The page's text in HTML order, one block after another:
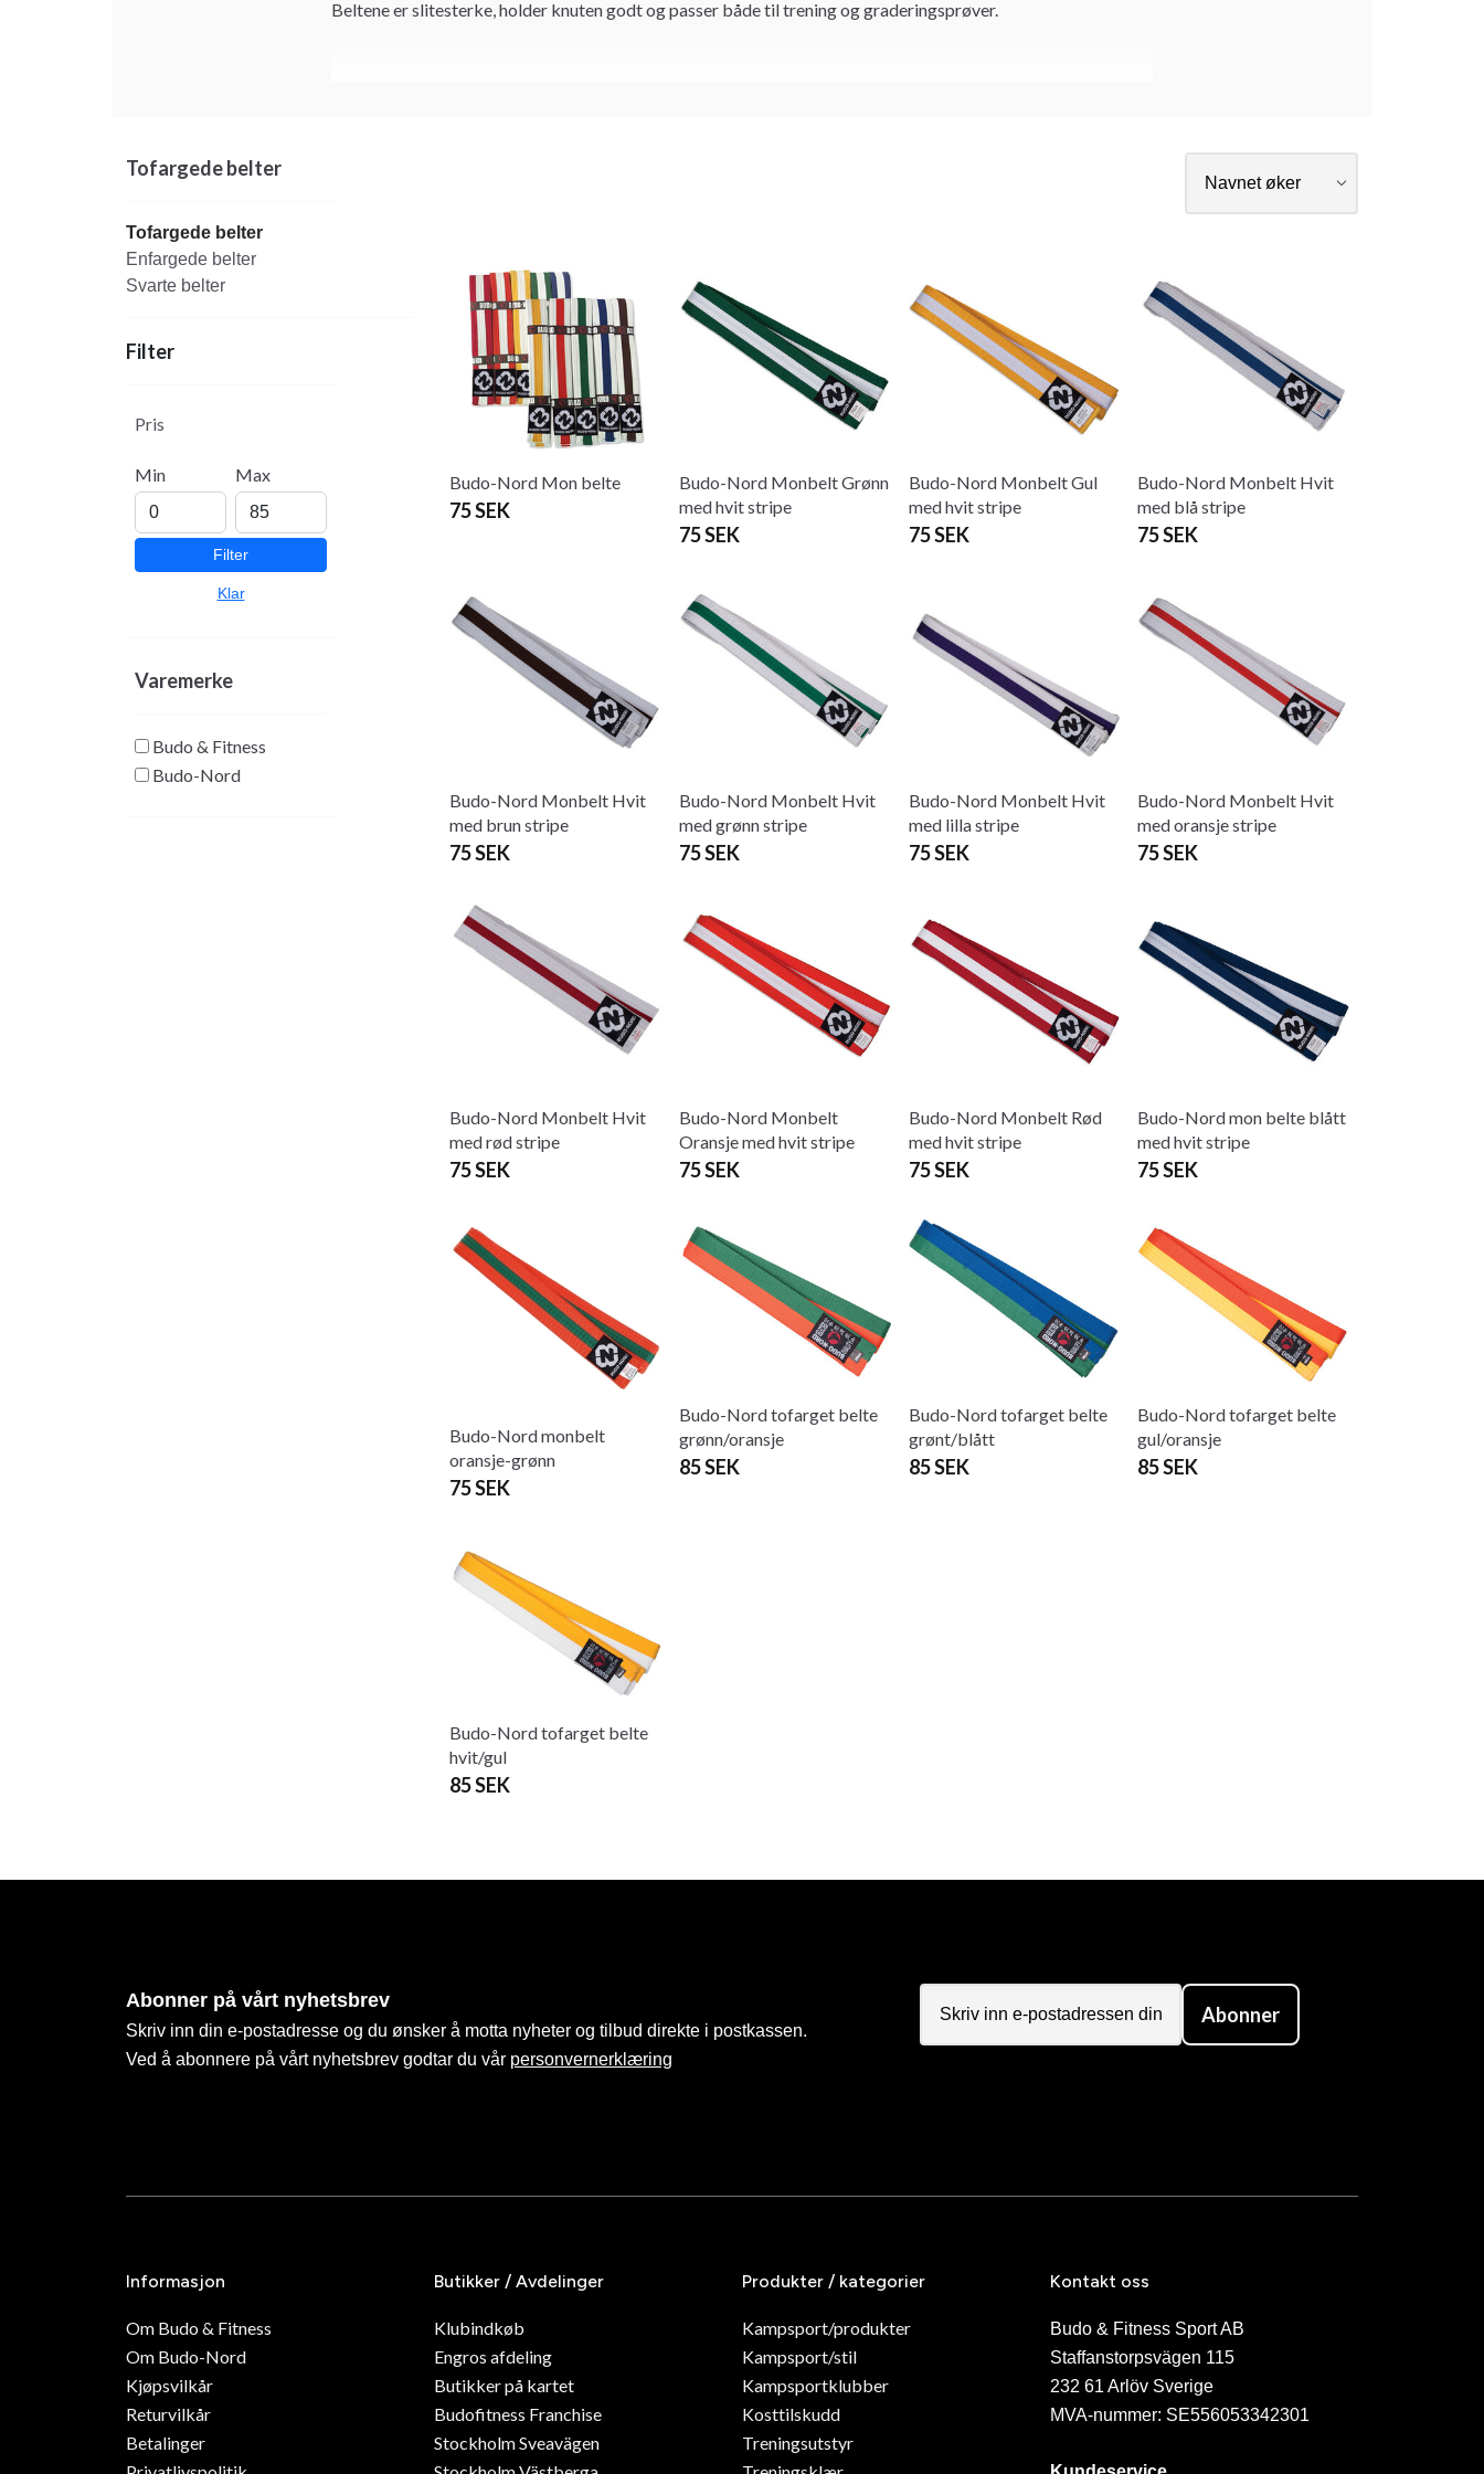
Beltene er slitesterke, holder knuten godt og passer både til trening og graderingsprøver.
Tofargede belter
Tofargede belter
Enfargede belter
Svarte belter
Filter
Pris
Min Max
Filter
Klar
Varemerke
Budo & Fitness
Budo-Nord
Budo-Nord Mon belte
75 SEK
Budo-Nord Monbelt Grønn
med hvit stripe
75 SEK
Budo-Nord Monbelt Gul
med hvit stripe
75 SEK
Budo-Nord Monbelt Hvit
med blå stripe
75 SEK
Budo-Nord Monbelt Hvit
med brun stripe
75 SEK
Budo-Nord Monbelt Hvit
med grønn stripe
75 SEK
Budo-Nord Monbelt Hvit
med lilla stripe
75 SEK
Budo-Nord Monbelt Hvit
med oransje stripe
75 SEK
Budo-Nord Monbelt Hvit
med rød stripe
75 SEK
Budo-Nord Monbelt
Oransje med hvit stripe
75 SEK
Budo-Nord Monbelt Rød
med hvit stripe
75 SEK
Budo-Nord mon belte blått
med hvit stripe
75 SEK
Budo-Nord monbelt
oransje-grønn
75 SEK
Budo-Nord tofarget belte
grønn/oransje
85 SEK
Budo-Nord tofarget belte
grønt/blått
85 SEK
Budo-Nord tofarget belte
gul/oransje
85 SEK
Budo-Nord tofarget belte
hvit/gul
85 SEK
Abonner på vårt nyhetsbrev
Skriv inn din e-postadresse og du ønsker å motta nyheter og tilbud direkte i postkassen.
Ved å abonnere på vårt nyhetsbrev godtar du vår personvernerklæring
Abonner
Informasjon
Om Budo & Fitness
Om Budo-Nord
Kjøpsvilkår
Returvilkår
Betalinger
Butikker / Avdelinger
Klubindkøb
Engros afdeling
Butikker på kartet
Budofitness Franchise
Stockholm Sveavägen
Produkter / kategorier
Kampsport/produkter
Kampsport/stil
Kampsportklubber
Kosttilskudd
Treningsutstyr
Kontakt oss
Budo & Fitness Sport AB
Staffanstorpsvägen 115
232 61 Arlöv Sverige
MVA-nummer: SE556053342301